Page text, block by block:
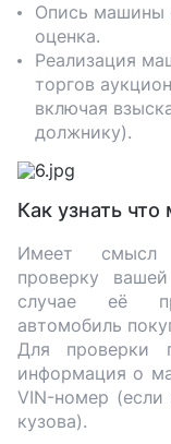
Опись машины
оценка.
Реализация
торгов
включая
должнику).
Как узнать
Имеет смысл
проверку
случае её
автомобиль
Для проверки
информация о
VIN-номер (если
кузова).